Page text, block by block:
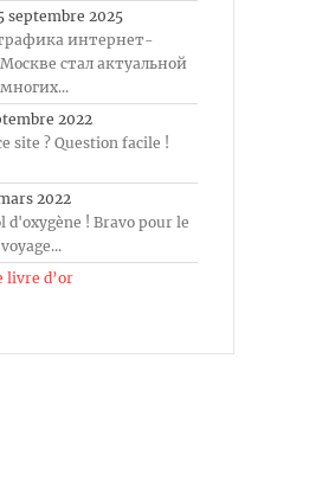
septembre 2025
интернет-
стал актуальной
2022
site ? Question facile !
2022
d'oxygène ! Bravo pour le
livre d’or